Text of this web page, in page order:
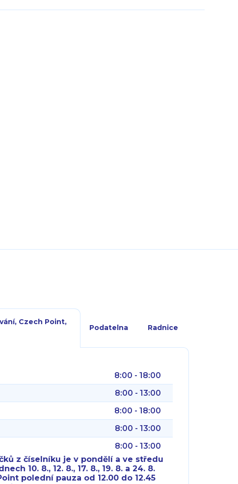
Czech Point,
Podatelna Radnice
8:00 - 18:00
8:00 - 13:00
8:00 - 18:00
8:00 - 13:00
8:00 - 13:00
z číselníku je v pondělí a ve středu
10. 8., 12. 8., 17. 8., 19. 8. a 24. 8.
polední pauza od 12.00 do 12.45